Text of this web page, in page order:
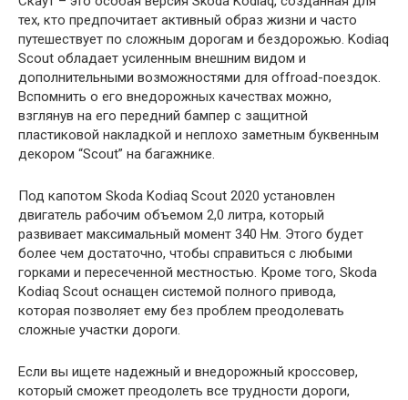
тех, кто предпочитает активный образ жизни и часто
путешествует по сложным дорогам и бездорожью. Kodiaq
Scout обладает усиленным внешним видом и
дополнительными возможностями для offroad-поездок.
Вспомнить о его внедорожных качествах можно,
взглянув на его передний бампер с защитной
пластиковой накладкой и неплохо заметным буквенным
декором “Scout” на багажнике.
Под капотом Skoda Kodiaq Scout 2020 установлен
двигатель рабочим объемом 2,0 литра, который
развивает максимальный момент 340 Нм. Этого будет
более чем достаточно, чтобы справиться с любыми
горками и пересеченной местностью. Кроме того, Skoda
Kodiaq Scout оснащен системой полного привода,
которая позволяет ему без проблем преодолевать
сложные участки дороги.
Если вы ищете надежный и внедорожный кроссовер,
который сможет преодолеть все трудности дороги,